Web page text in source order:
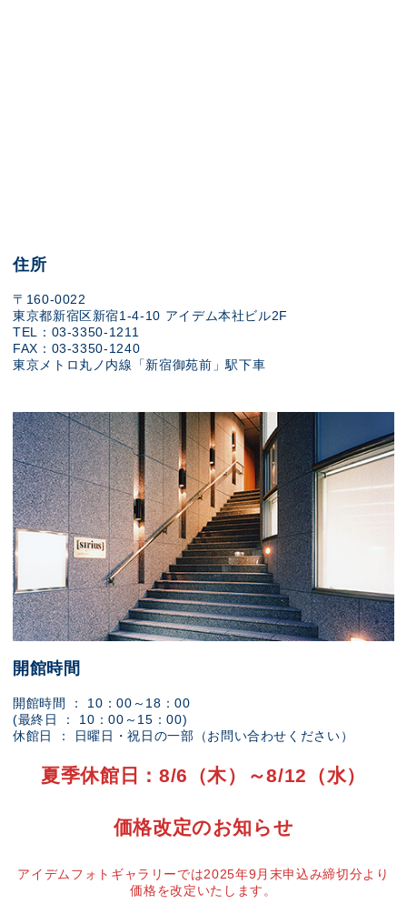
住所
〒160-0022
東京都新宿区新宿1-4-10 アイデム本社ビル2F
TEL：03-3350-1211
FAX：03-3350-1240
東京メトロ丸ノ内線「新宿御苑前」駅下車
開館時間
開館時間 ： 10：00～18：00
(最終日 ： 10：00～15：00)
休館日 ： 日曜日・祝日の一部（お問い合わせください）
夏季休館日：8/6（木）～8/12（水）
価格改定のお知らせ
アイデムフォトギャラリーでは2025年9月末申込み締切分より
価格を改定いたします。